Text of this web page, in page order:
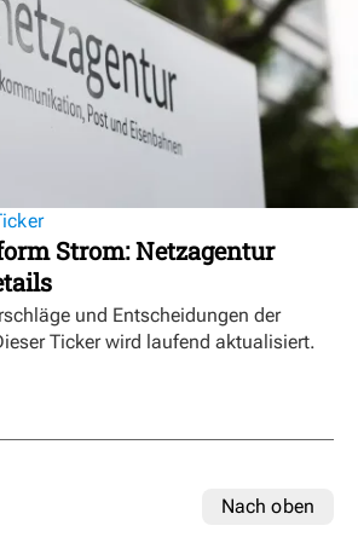
Strom: Netzagentur
und Entscheidungen der
Ticker wird laufend aktualisiert.
Nach oben